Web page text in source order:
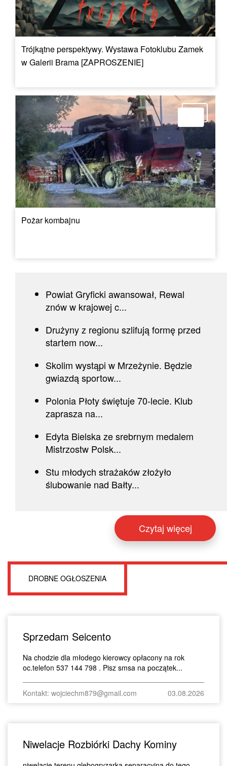
Trójkątne perspektywy. Wystawa Fotoklubu Zamek
w Galerii Brama [ZAPROSZENIE]
Pożar kombajnu
Powiat Gryficki awansował, Rewal
znów w krajowej c...
Drużyny z regionu szlifują formę przed
startem now...
Skolim wystąpi w Mrzeżynie. Będzie
gwiazdą sportow...
Polonia Płoty świętuje 70-lecie. Klub
zaprasza na...
Edyta Bielska ze srebrnym medalem
Mistrzostw Polsk...
Stu młodych strażaków złożyło
ślubowanie nad Bałty...
Czytaj więcej
DROBNE OGŁOSZENIA
Sprzedam Seicento
Na chodzie dla młodego kierowcy opłacony na rok
oc.telefon 537 144 798 . Pisz smsa na początek...
Kontakt: wojciechm879@gmail.com 03.08.2026
Niwelacje Rozbiórki Dachy Kominy